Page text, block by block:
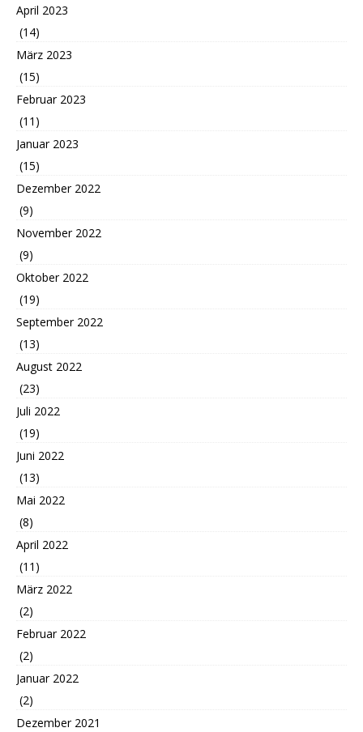
April 2023
(14)
März 2023
(15)
Februar 2023
(11)
Januar 2023
(15)
Dezember 2022
(9)
November 2022
(9)
Oktober 2022
(19)
September 2022
(13)
August 2022
(23)
Juli 2022
(19)
Juni 2022
(13)
Mai 2022
(8)
April 2022
(11)
März 2022
(2)
Februar 2022
(2)
Januar 2022
(2)
Dezember 2021